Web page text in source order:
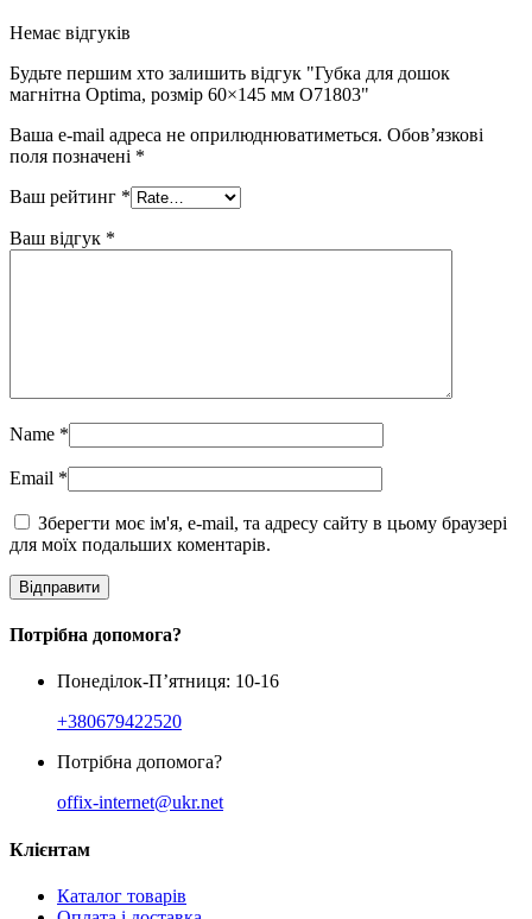
Немає відгуків
Будьте першим хто залишить відгук "Губка для дошок
магнітна Optima, розмір 60×145 мм O71803"
Ваша e-mail адреса не оприлюднюватиметься. Обов’язкові
поля позначені *
Ваш рейтинг *
Ваш відгук *
Name *
Email *
Зберегти моє ім'я, e-mail, та адресу сайту в цьому браузері
для моїх подальших коментарів.
Потрібна допомога?
Понеділок-П’ятниця: 10-16
+380679422520
Потрібна допомога?
offix-internet@ukr.net
Клієнтам
Каталог товарів